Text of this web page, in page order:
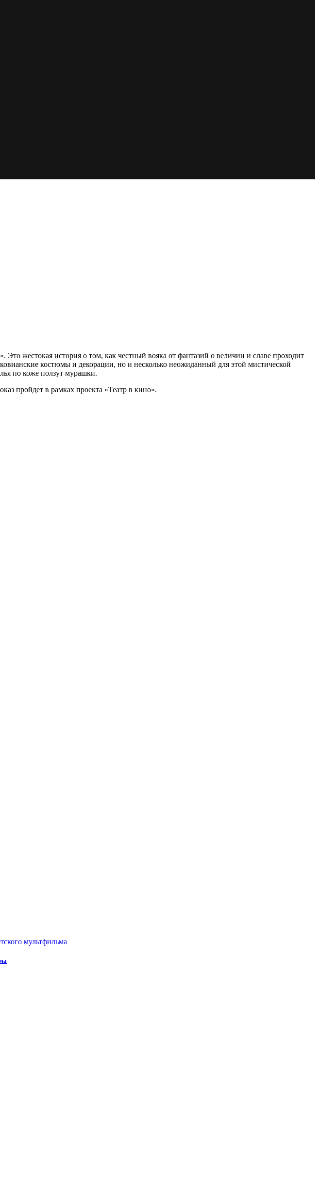
Это жестокая история о том, как честный вояка от фантазий о величии и славе проходит
костюмы и декорации, но и несколько неожиданный для этой мистической
по коже ползут мурашки.
пройдет в рамках проекта «Театр в кино».